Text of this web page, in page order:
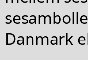
Danmark